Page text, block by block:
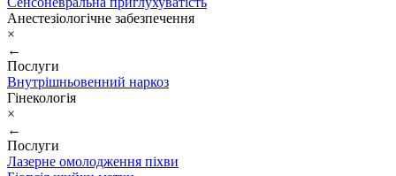
Анестезіологічне забезпечення
×
←
Послуги
Внутрішньовенний наркоз
Гінекологія
×
←
Послуги
Лазерне омолодження піхви